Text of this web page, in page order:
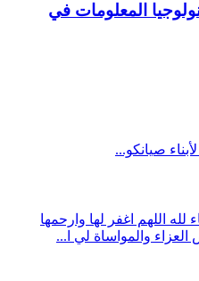
المعلومات في
صيانكو...
لله اللهم اغفر لها وارحمها
والمواساة لي ا...